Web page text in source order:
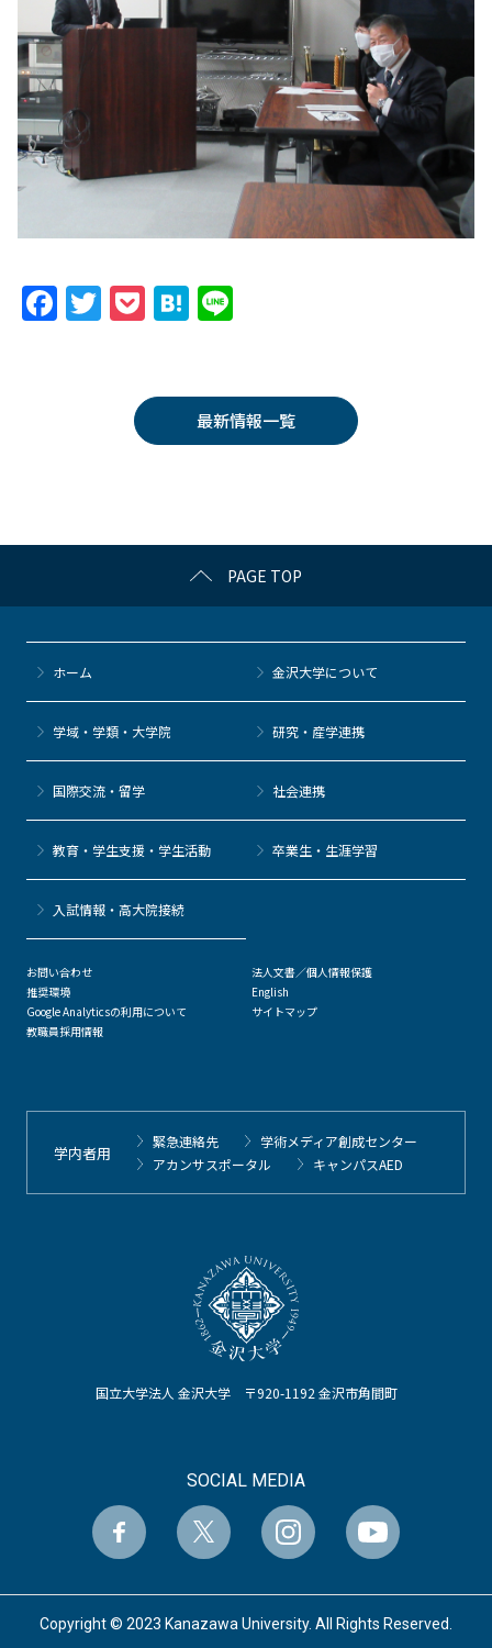
F
a
k
T
w
er
P
o
k
et
H
at
n
a
最新情報一覧
PAGE TOP
国立大学法人 金沢大学 〒920-1192 金沢市角間町
SOCIAL MEDIA
ホーム 金沢大学について
学域・学類・大学院 研究・産学連携
国際交流・留学 社会連携
教育・学生支援・学生活動 卒業生・生涯学習
⼊試情報・高大院接続
お問い合わせ
推奨環境
Google Analyticsの利用について
教職員採用情報
法人文書／個人情報保護
English
サイトマップ
学内者用
緊急連絡先
学術メディア創成センター
アカンサスポータル
キャンパスAED
Copyright © 2023 Kanazawa University. All Rights Reserved.